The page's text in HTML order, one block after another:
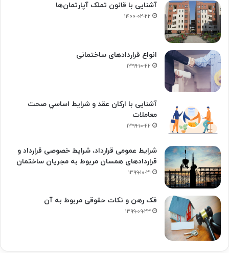
آشنایی با قانون تملک آپارتمان‌ها
۱۴۰۰-۰۲-۲۲
انواع قراردادهای ساختمانی
۱۳۹۹-۱۰-۲۲
آشنایی با ارکان عقد و شرايط اساسي صحت
معاملات
۱۳۹۹-۱۰-۲۲
شرایط عمومی قرارداد، شرایط خصوصی قرارداد و
قراردادهای همسان مربوط به مجریان ساختمان
۱۳۹۹-۱۰-۲۱
فک‌ رهن و نکات حقوقی مربوط به آن
۱۳۹۹-۰۹-۲۳